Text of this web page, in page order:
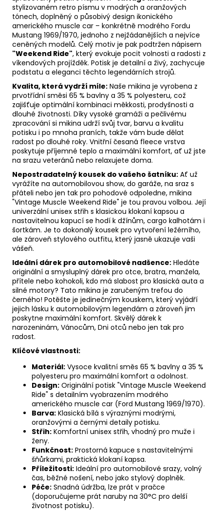
stylizovaném retro písmu v modrých a oranžových
tónech, doplněný o působivý design ikonického
amerického muscle car – konkrétně modrého Fordu
Mustang 1969/1970, jednoho z nejžádanějších a nejvíce
ceněných modelů. Celý motiv je pak podtržen nápisem
"Weekend Ride", který evokuje pocit volnosti a radosti z
víkendových projížděk. Potisk je detailní a živý, zachycuje
podstatu a eleganci těchto legendárních strojů.
Kvalita, která vydrží míle: Naše mikina je vyrobena z
prvotřídní směsi 65 % bavlny a 35 % polyesteru, což
zajišťuje optimální kombinaci měkkosti, prodyšnosti a
dlouhé životnosti. Díky vysoké gramáži a pečlivému
zpracování si mikina udrží svůj tvar, barvu a kvalitu
potisku i po mnoha praních, takže vám bude dělat
radost po dlouhé roky. Vnitřní česaná fleece vrstva
poskytuje příjemné teplo a maximální komfort, ať už jste
na srazu veteránů nebo relaxujete doma.
Nepostradatelný kousek do vašeho šatníku: Ať už
vyrážíte na automobilovou show, do garáže, na sraz s
přáteli nebo jen tak pro pohodové odpoledne, mikina
"Vintage Muscle Weekend Ride" je tou pravou volbou. Její
univerzální unisex střih s klasickou klokaní kapsou a
nastavitelnou kapucí se hodí k džínům, cargo kalhotám i
šortkám. Je to dokonalý kousek pro vytvoření ležérního,
ale zároveň stylového outfitu, který jasně ukazuje vaši
vášeň.
Ideální dárek pro automobilové nadšence: Hledáte
originální a smysluplný dárek pro otce, bratra, manžela,
přítele nebo kohokoli, kdo má slabost pro klasická auta a
silné motory? Tato mikina je zaručeným trefou do
černého! Potěšte je jedinečným kouskem, který vyjádří
jejich lásku k automobilovým legendám a zároveň jim
poskytne maximální komfort. Skvělý dárek k
narozeninám, Vánocům, Dni otců nebo jen tak pro
radost.
Klíčové vlastnosti:
Materiál: Vysoce kvalitní směs 65 % bavlny a 35 %
polyesteru pro maximální komfort a odolnost.
Design: Originální potisk "Vintage Muscle Weekend
Ride" s detailním vyobrazením modrého
amerického muscle car (Ford Mustang 1969/1970).
Barva: Klasická bílá s výraznými modrými,
oranžovými a černými detaily potisku.
Střih: Komfortní unisex střih, vhodný pro muže i
ženy.
Funkčnost: Prostorná kapuce s nastavitelnými
šňůrkami, praktická klokaní kapsa.
Příležitosti: Ideální pro automobilové srazy, volný
čas, běžné nošení, nebo jako stylový doplněk.
Péče: Snadná údržba, lze prát v pračce
(doporučujeme prát naruby na 30°C pro delší
životnost potisku).